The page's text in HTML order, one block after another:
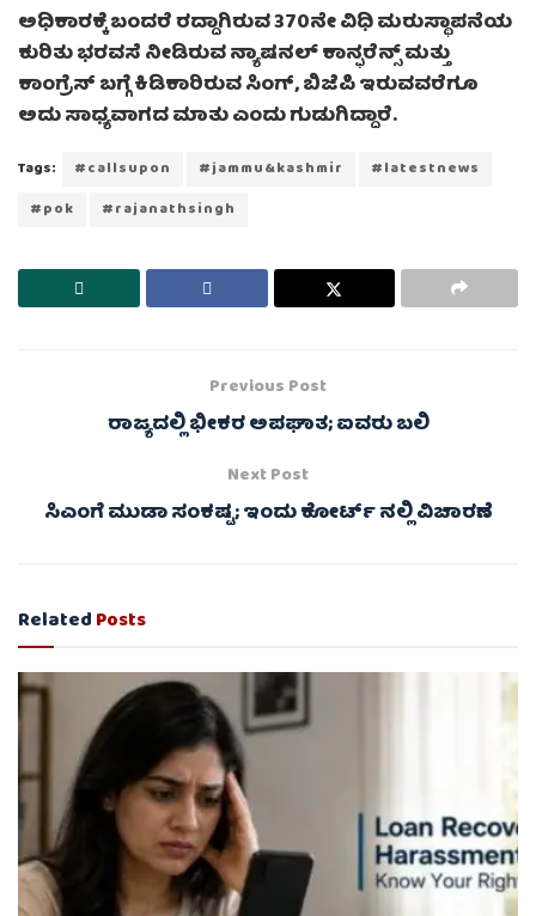
ಅಧಿಕಾರಕ್ಕೆ ಬಂದರೆ ರದ್ದಾಗಿರುವ 370ನೇ ವಿಧಿ ಮರುಸ್ಥಾಪನೆಯ
ಕುರಿತು ಭರವಸೆ ನೀಡಿರುವ ನ್ಯಾಷನಲ್‌ ಕಾನ್ಫರೆನ್ಸ್‌ ಮತ್ತು
ಕಾಂಗ್ರೆಸ್‌ ಬಗ್ಗೆ ಕಿಡಿಕಾರಿರುವ ಸಿಂಗ್‌, ಬಿಜೆಪಿ ಇರುವವರೆಗೂ
ಅದು ಸಾಧ್ಯವಾಗದ ಮಾತು ಎಂದು ಗುಡುಗಿದ್ದಾರೆ.
Tags: #callsupon #jammu&kashmir
#latestnews
#pok
#rajanathsingh
Previous Post
ರಾಜ್ಯದಲ್ಲಿ ಭೀಕರ ಅಪಘಾತ; ಐವರು ಬಲಿ
Next Post
ಸಿಎಂಗೆ ಮುಡಾ ಸಂಕಷ್ಟ; ಇಂದು ಕೋರ್ಟ್ ನಲ್ಲಿ ವಿಚಾರಣೆ
RelatedPosts